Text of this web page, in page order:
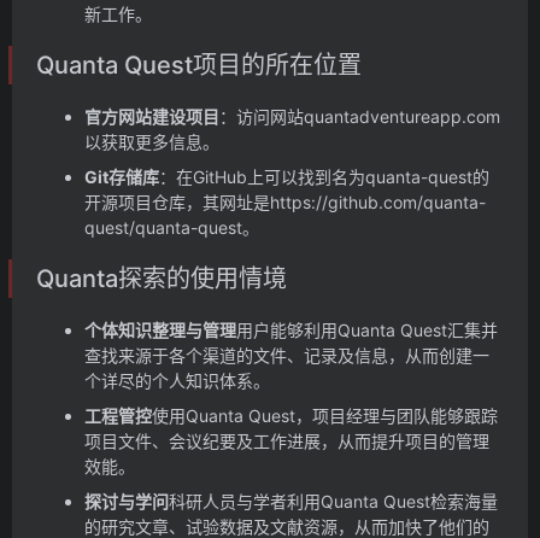
新工作。
Quanta Quest项目的所在位置
官方网站建设项目 ：访问网站quantadventureapp.com
以获取更多信息。
Git存储库：在GitHub上可以找到名为quanta-quest的
开源项目仓库，其网址是https://github.com/quanta-
quest/quanta-quest。
Quanta探索的使用情境
个体知识整理与管理用户能够利用Quanta Quest汇集并
查找来源于各个渠道的文件、记录及信息，从而创建一
个详尽的个人知识体系。
工程管控使用Quanta Quest，项目经理与团队能够跟踪
项目文件、会议纪要及工作进展，从而提升项目的管理
效能。
探讨与学问科研人员与学者利用Quanta Quest检索海量
的研究文章、试验数据及文献资源，从而加快了他们的